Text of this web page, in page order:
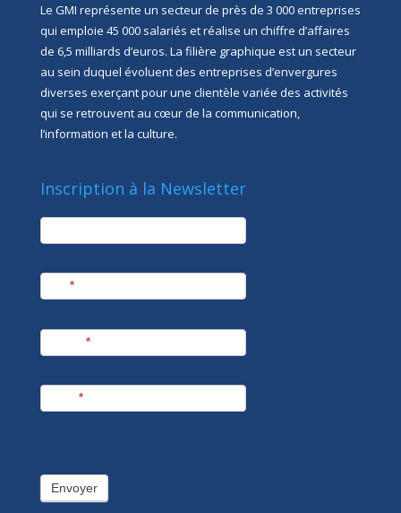
Le GMI représente un secteur de près de 3 000 entreprises
qui emploie 45 000 salariés et réalise un chiffre d’affaires
de 6,5 milliards d’euros. La filière graphique est un secteur
au sein duquel évoluent des entreprises d’envergures
diverses exerçant pour une clientèle variée des activités
qui se retrouvent au cœur de la communication,
l’information et la culture.
Inscription à la Newsletter
newsletter
*
*
*
Envoyer